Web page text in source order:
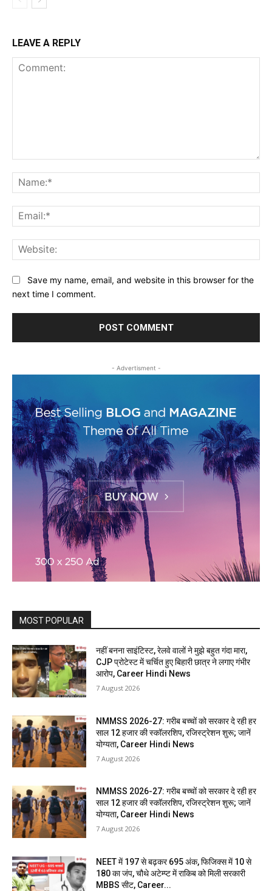
LEAVE A REPLY
Save my name, email, and website in this browser for the
next time I comment.
- Advertisment -
MOST POPULAR
नहीं बनना साइंटिस्ट, रेलवे वालों ने मुझे बहुत गंदा मारा,
CJP प्रोटेस्ट में चर्चित हुए बिहारी छात्र ने लगाए गंभीर
आरोप, Career Hindi News
7 August 2026
NMMSS 2026-27: गरीब बच्चों को सरकार दे रही हर
साल 12 हजार की स्कॉलरशिप, रजिस्ट्रेशन शुरू; जानें
योग्यता, Career Hindi News
7 August 2026
NMMSS 2026-27: गरीब बच्चों को सरकार दे रही हर
साल 12 हजार की स्कॉलरशिप, रजिस्ट्रेशन शुरू; जानें
योग्यता, Career Hindi News
7 August 2026
NEET में 197 से बढ़कर 695 अंक, फिजिक्स में 10 से
180 का जंप, चौथे अटेम्प्ट में राकिब को मिली सरकारी
MBBS सीट, Career...